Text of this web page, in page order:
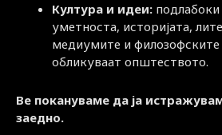
Култура и идеи: подлабоки
уметноста, историјата,
медиумите и
обликуваат општеството.
Ве покануваме да ја
заедно.